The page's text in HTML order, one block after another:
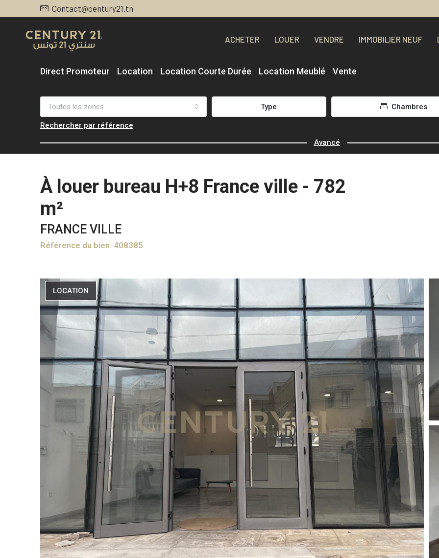
Contact@century21.tn
ACHETER LOUER VENDRE IMMOBILIER NEUF
Direct Promoteur Location Location Courte Durée Location Meublé Vente
Toutes les zones Type Chambres
Rechercher par référence
Avancé
À louer bureau H+8 France ville - 782
m²
FRANCE VILLE
Référence du bien: 408385
LOCATION